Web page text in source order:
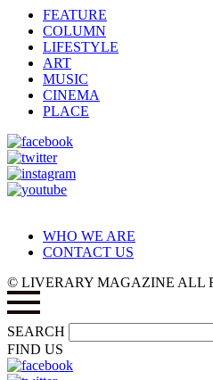
FEATURE
COLUMN
LIFESTYLE
ART
MUSIC
CINEMA
PLACE
WHO WE ARE
CONTACT US
© LIVERARY MAGAZINE ALL
SEARCH
FIND US